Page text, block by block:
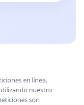
en línea.
nuestro
son